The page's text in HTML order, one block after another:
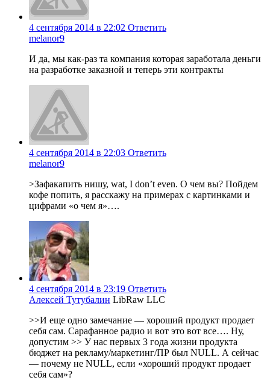
4 сентября 2014 в 22:02 Ответить
melanor9
И да, мы как-раз та компания которая заработала деньги
на разработке заказной и теперь эти контракты
4 сентября 2014 в 22:03 Ответить
melanor9
>Зафакапить нишу, wat, I don’t even. О чем вы? Пойдем
кофе попить, я расскажу на примерах с картинками и
цифрами «о чем я»….
4 сентября 2014 в 23:19 Ответить
Алексей Тутубалин LibRaw LLC
>>И еще одно замечание — хороший продукт продает
себя сам. Cарафанное радио и вот это вот все…. Ну,
допустим >> У нас первых 3 года жизни продукта
бюджет на рекламу/маркетинг/ПР был NULL. А сейчас
— почему не NULL, если «хороший продукт продает
себя сам»?